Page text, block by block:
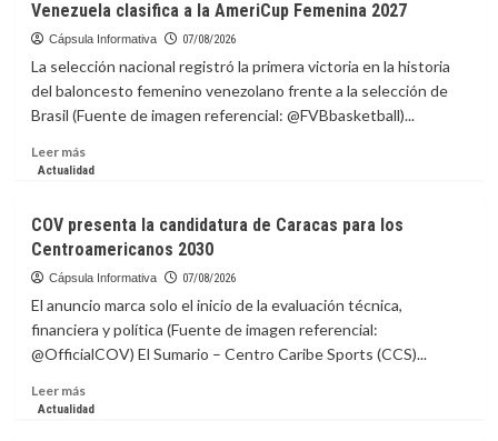
la
EEI
renueva
con
Madrid
hasta
Venezuela clasifica a la AmeriCup Femenina 2027
Cápsula Informativa 07/08/2026
La selección nacional registró la primera victoria en la historia
del baloncesto femenino venezolano frente a la selección de
Brasil (Fuente de imagen referencial: @FVBbasketball)...
Leer másLeer
más
clasifica
a
la
Femenina
2027
Actualidad
COV presenta la candidatura de Caracas para los
Centroamericanos 2030
Cápsula Informativa 07/08/2026
El anuncio marca solo el inicio de la evaluación técnica,
financiera y política (Fuente de imagen referencial:
@OfficialCOV) El Sumario – Centro Caribe Sports (CCS)...
Leer másLeer
más
Actualidad